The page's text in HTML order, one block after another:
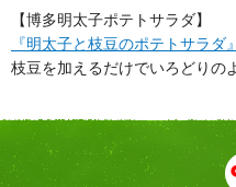
【博多明太子ポテトサラダ】
『明太子と枝豆のポテトサラダ』
枝豆を加えるだけでいろどりの